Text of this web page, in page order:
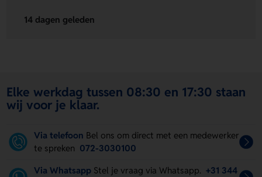
14 dagen geleden
Elke werkdag tussen 08:30 en 17:30 staan
wij voor je klaar.
Via telefoon Bel ons om direct met een medewerker
te spreken 072-3030100
Via Whatsapp Stel je vraag via Whatsapp. +31 344